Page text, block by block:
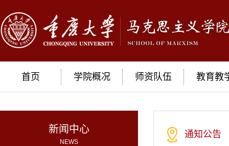
首页 学院概况 师资队伍 教育教
新闻中心
NEWS
通知公告